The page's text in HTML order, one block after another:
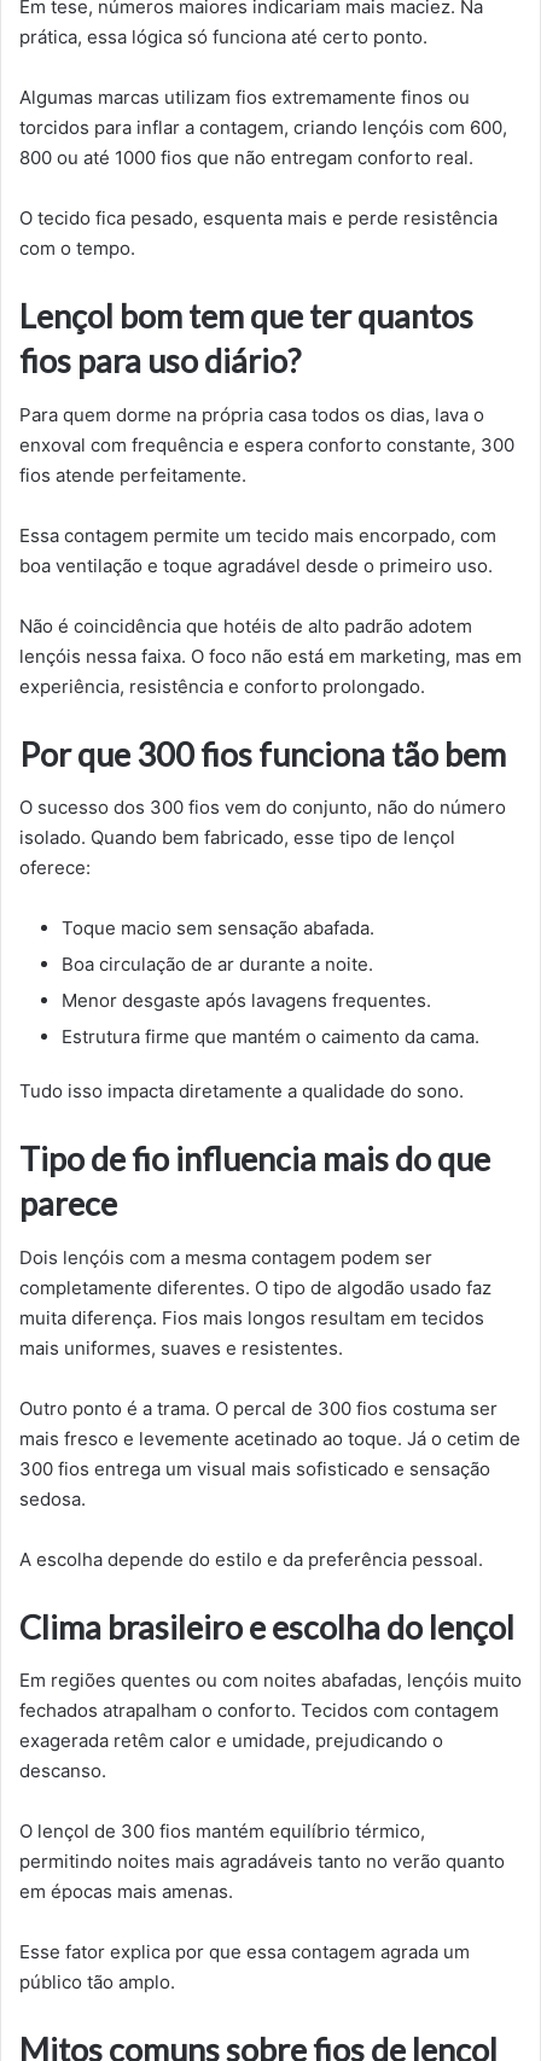
Em tese, números maiores indicariam mais maciez. Na
prática, essa lógica só funciona até certo ponto.
Algumas marcas utilizam fios extremamente finos ou
torcidos para inflar a contagem, criando lençóis com 600,
800 ou até 1000 fios que não entregam conforto real.
O tecido fica pesado, esquenta mais e perde resistência
com o tempo.
Lençol bom tem que ter quantos
fios para uso diário?
Para quem dorme na própria casa todos os dias, lava o
enxoval com frequência e espera conforto constante, 300
fios atende perfeitamente.
Essa contagem permite um tecido mais encorpado, com
boa ventilação e toque agradável desde o primeiro uso.
Não é coincidência que hotéis de alto padrão adotem
lençóis nessa faixa. O foco não está em marketing, mas em
experiência, resistência e conforto prolongado.
Por que 300 fios funciona tão bem
O sucesso dos 300 fios vem do conjunto, não do número
isolado. Quando bem fabricado, esse tipo de lençol
oferece:
Toque macio sem sensação abafada.
Boa circulação de ar durante a noite.
Menor desgaste após lavagens frequentes.
Estrutura firme que mantém o caimento da cama.
Tudo isso impacta diretamente a qualidade do sono.
Tipo de fio influencia mais do que
parece
Dois lençóis com a mesma contagem podem ser
completamente diferentes. O tipo de algodão usado faz
muita diferença. Fios mais longos resultam em tecidos
mais uniformes, suaves e resistentes.
Outro ponto é a trama. O percal de 300 fios costuma ser
mais fresco e levemente acetinado ao toque. Já o cetim de
300 fios entrega um visual mais sofisticado e sensação
sedosa.
A escolha depende do estilo e da preferência pessoal.
Clima brasileiro e escolha do lençol
Em regiões quentes ou com noites abafadas, lençóis muito
fechados atrapalham o conforto. Tecidos com contagem
exagerada retêm calor e umidade, prejudicando o
descanso.
O lençol de 300 fios mantém equilíbrio térmico,
permitindo noites mais agradáveis tanto no verão quanto
em épocas mais amenas.
Esse fator explica por que essa contagem agrada um
público tão amplo.
Mitos comuns sobre fios de lençol